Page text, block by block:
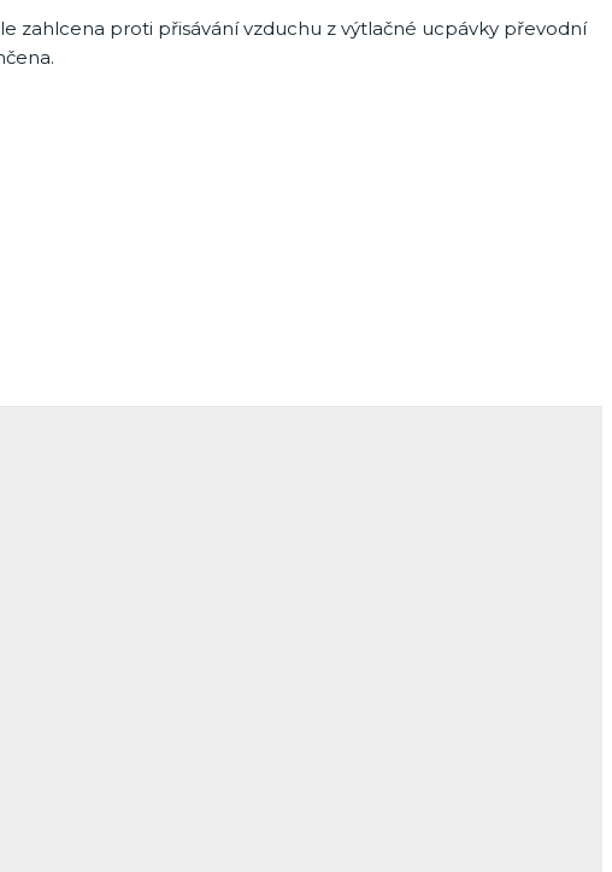
zahlcena proti přisávání vzduchu z výtlačné ucpávky převodní